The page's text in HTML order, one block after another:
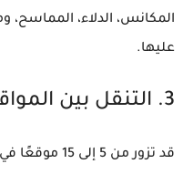
المكانس، الدلاء، المماسح،
عليها.
3. التنقل بين المواقع المختلفة
قد تزور من 5